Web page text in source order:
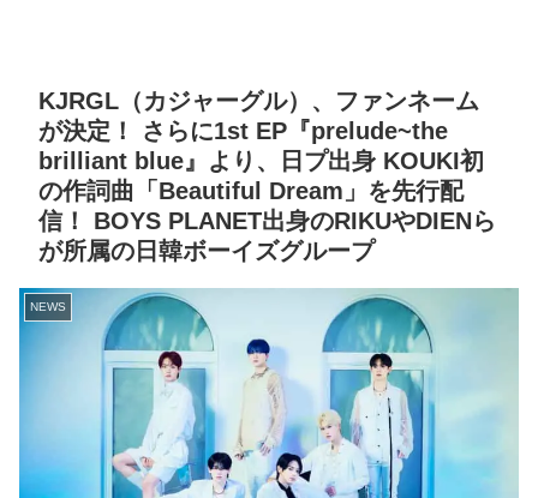
KJRGL（カジャーグル）、ファンネーム
が決定！ さらに1st EP『prelude~the
brilliant blue』より、日プ出身 KOUKI初
の作詞曲「Beautiful Dream」を先行配
信！ BOYS PLANET出身のRIKUやDIENら
が所属の日韓ボーイズグループ
NEWS